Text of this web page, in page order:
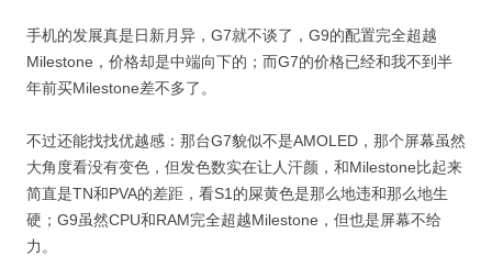
手机的发展真是日新月异，G7就不谈了，G9的配置完全超越
Milestone，价格却是中端向下的；而G7的价格已经和我不到半
年前买Milestone差不多了。
不过还能找找优越感：那台G7貌似不是AMOLED，那个屏幕虽然
大角度看没有变色，但发色数实在让人汗颜，和Milestone比起来
简直是TN和PVA的差距，看S1的屎黄色是那么地违和那么地生
硬；G9虽然CPU和RAM完全超越Milestone，但也是屏幕不给
力。